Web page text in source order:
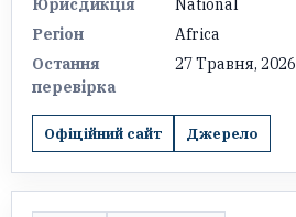
Юрисдикція
National
Регіон
Africa
Остання
перевірка
27 Травня, 2026
Офіційний сайт Джерело